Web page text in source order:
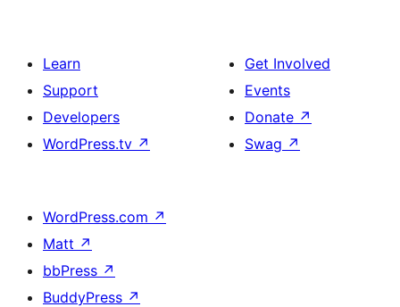
Learn
Support
Developers
WordPress.tv ↗
Get Involved
Events
Donate ↗
Swag ↗
WordPress.com ↗
Matt ↗
bbPress ↗
BuddyPress ↗